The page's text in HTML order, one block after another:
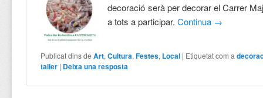
decoració serà per decorar el Carrer
a tots a participar.Continua →
Publicat dins de Art,Cultura,Festes, Local | Etiquetat com a
taller | Deixa una resposta